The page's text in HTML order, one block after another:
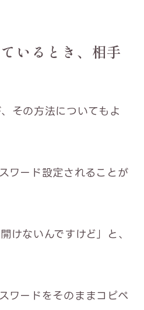
いるとき、相手
その方法についてもよ
ワード設定されることが
けないんですけど」と、
ワードをそのままコピペ